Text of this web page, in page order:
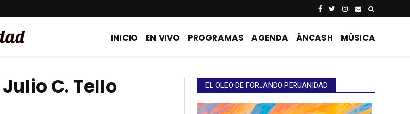
INICIO EN VIVO PROGRAMAS AGENDA ÁNCASH MÚSICA
C. Tello EL OLEO DE FORJANDO PERUANIDAD